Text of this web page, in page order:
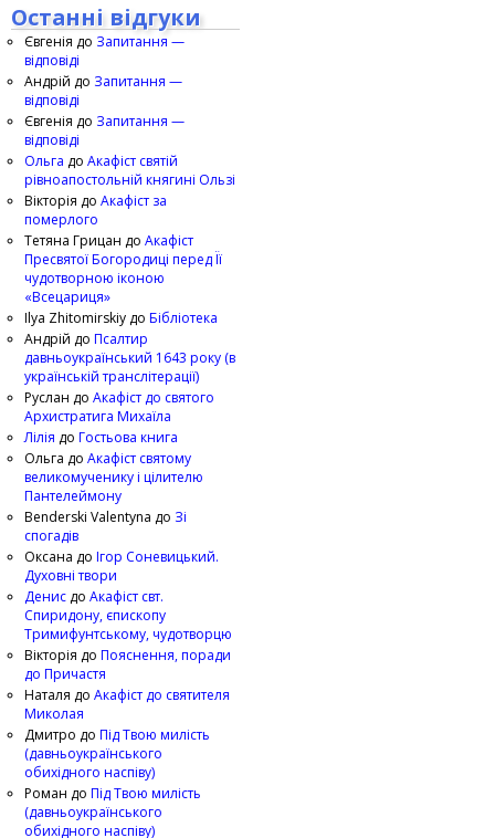
Останні відгуки
Євгенія до Запитання —
відповіді
Андрій до Запитання —
відповіді
Євгенія до Запитання —
відповіді
Ольга до Акафіст святій
рівноапостольній княгині Ользі
Вікторія до Акафіст за
померлого
Тетяна Грицан до Акафіст
Пресвятої Богородиці перед Її
чудотворною іконою
«Всецариця»
Ilya Zhitomirskiy до Бібліотека
Андрій до Псалтир
давньоукраїнський 1643 року (в
українській транслітерації)
Руслан до Акафіст до святого
Архистратига Михаїла
Лілія до Гостьова книга
Ольга до Акафіст святому
великомученику і цілителю
Пантелеймону
Benderski Valentyna до Зі
спогадів
Оксана до Ігор Соневицький.
Духовні твори
Денис до Акафіст свт.
Спиридону, єпископу
Тримифунтському, чудотворцю
Вікторія до Пояснення, поради
до Причастя
Наталя до Акафіст до святителя
Миколая
Дмитро до Під Твою милість
(давньоукраїнського
обихідного наспіву)
Роман до Під Твою милість
(давньоукраїнського
обихідного наспіву)